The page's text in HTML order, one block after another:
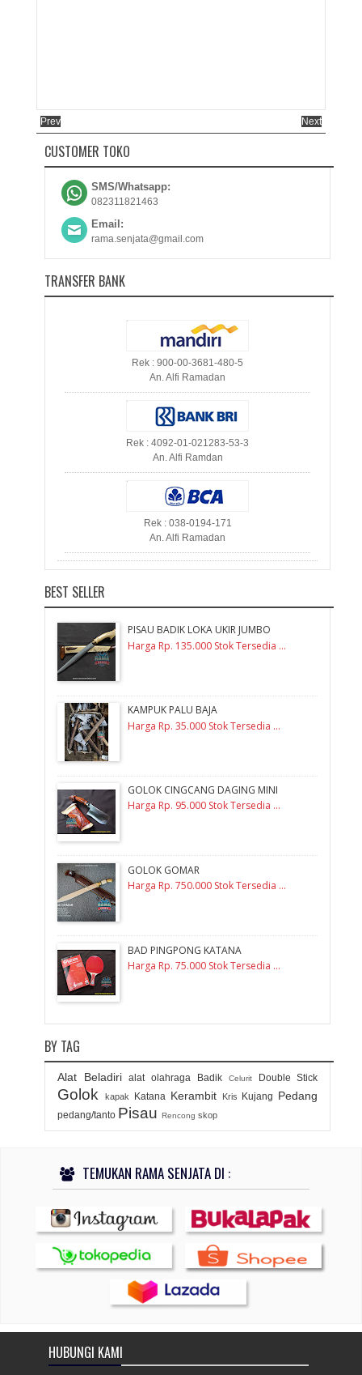
Prev Next
CUSTOMER TOKO
SMS/Whatsapp:
082311821463
Email:
rama.senjata@gmail.com
TRANSFER BANK
Rek : 900-00-3681-480-5
An. Alfi Ramadan
Rek : 4092-01-021283-53-3
An. Alfi Ramdan
Rek : 038-0194-171
An. Alfi Ramadan
BEST SELLER
PISAU BADIK LOKA UKIR JUMBO
Harga Rp. 135.000 Stok Tersedia ...
KAMPUK PALU BAJA
Harga Rp. 35.000 Stok Tersedia ...
GOLOK CINGCANG DAGING MINI
Harga Rp. 95.000 Stok Tersedia ...
GOLOK GOMAR
Harga Rp. 750.000 Stok Tersedia ...
BAD PINGPONG KATANA
Harga Rp. 75.000 Stok Tersedia ...
BY TAG
Alat Beladiri alat olahraga Badik Celurit Double Stick
Golok kapak Katana Kerambit Kris Kujang Pedang
pedang/tanto Pisau Rencong skop
TEMUKAN RAMA SENJATA DI :
HUBUNGI KAMI